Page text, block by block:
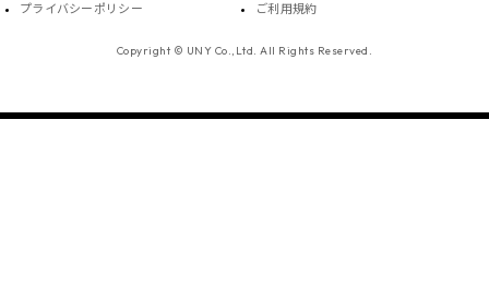
プライバシーポリシー ご利用規約
Copyright © UNY Co.,Ltd. All Rights Reserved.